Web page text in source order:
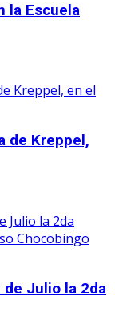
la Escuela
de Kreppel,
de Julio la 2da